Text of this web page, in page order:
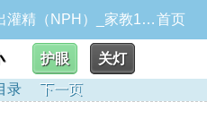
穿进色情电影被狠狠中出灌精（NPH）_家教1现实湿身撞帅哥am;穿成师生电影里穿露B装的风s家教首页
护眼
关灯
录 下一页